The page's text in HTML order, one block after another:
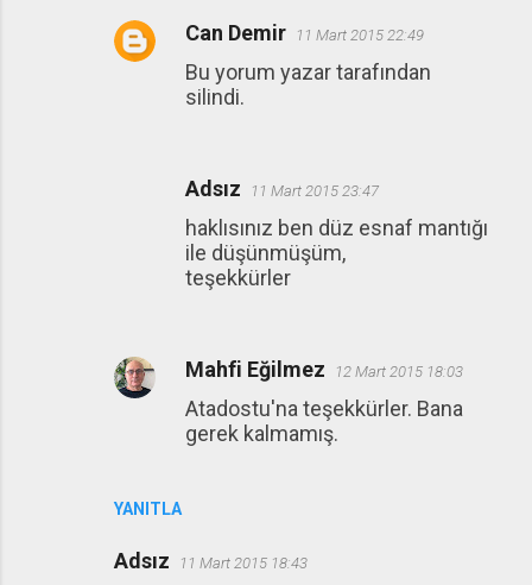
YANITLA
Can Demir 11 Mart 2015 22:49
Bu yorum yazar tarafından
silindi.
Adsız 11 Mart 2015 23:47
haklısınız ben düz esnaf mantığı
ile düşünmüşüm,
teşekkürler
Mahfi Eğilmez 12 Mart 2015 18:03
Atadostu'na teşekkürler. Bana
gerek kalmamış.
Adsız 11 Mart 2015 18:43